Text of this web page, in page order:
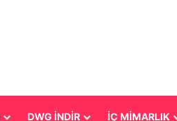
DWG İNDİR İÇ MİMARLIK